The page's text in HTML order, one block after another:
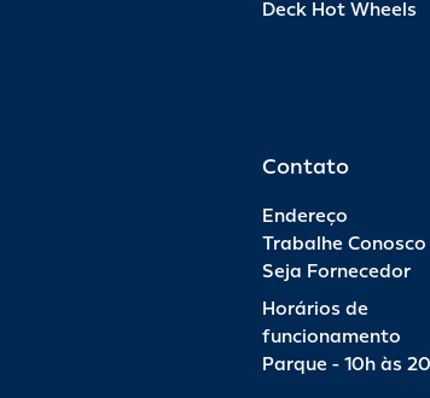
Deck Hot Wheels
Contato
Endereço
Trabalhe Conosco
Seja Fornecedor
Horários de
funcionamento
Parque - 10h às